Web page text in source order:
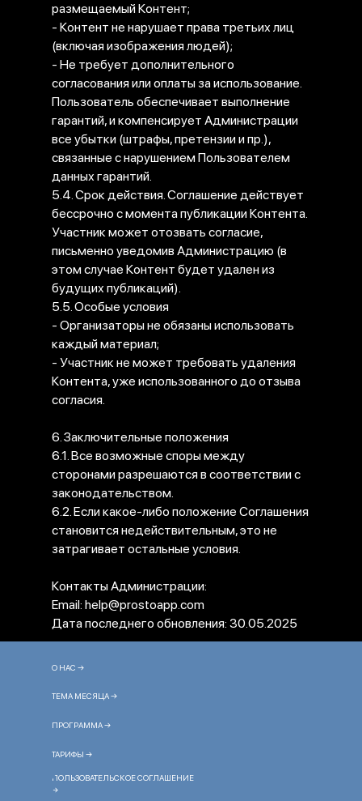
размещаемый Контент;
- Контент не нарушает права третьих лиц
(включая изображения людей);
- Не требует дополнительного
согласования или оплаты за использование.
Пользователь обеспечивает выполнение
гарантий, и компенсирует Администрации
все убытки (штрафы, претензии и пр.),
связанные с нарушением Пользователем
данных гарантий.
5.4. Срок действия. Соглашение действует
бессрочно с момента публикации Контента.
Участник может отозвать согласие,
письменно уведомив Администрацию (в
этом случае Контент будет удален из
будущих публикаций).
5.5. Особые условия
- Организаторы не обязаны использовать
каждый материал;
- Участник не может требовать удаления
Контента, уже использованного до отзыва
согласия.
6. Заключительные положения
6.1. Все возможные споры между
сторонами разрешаются в соответствии с
законодательством.
6.2. Если какое-либо положение Соглашения
становится недействительным, это не
затрагивает остальные условия.
Контакты Администрации:
Email: help@prostoapp.com
Дата последнего обновления: 30.05.2025
О НАС →
ТЕМА МЕСЯЦА →
ПРОГРАММА →
ТАРИФЫ →
ПОЛЬЗОВАТЕЛЬСКОЕ СОГЛАШЕНИЕ
→